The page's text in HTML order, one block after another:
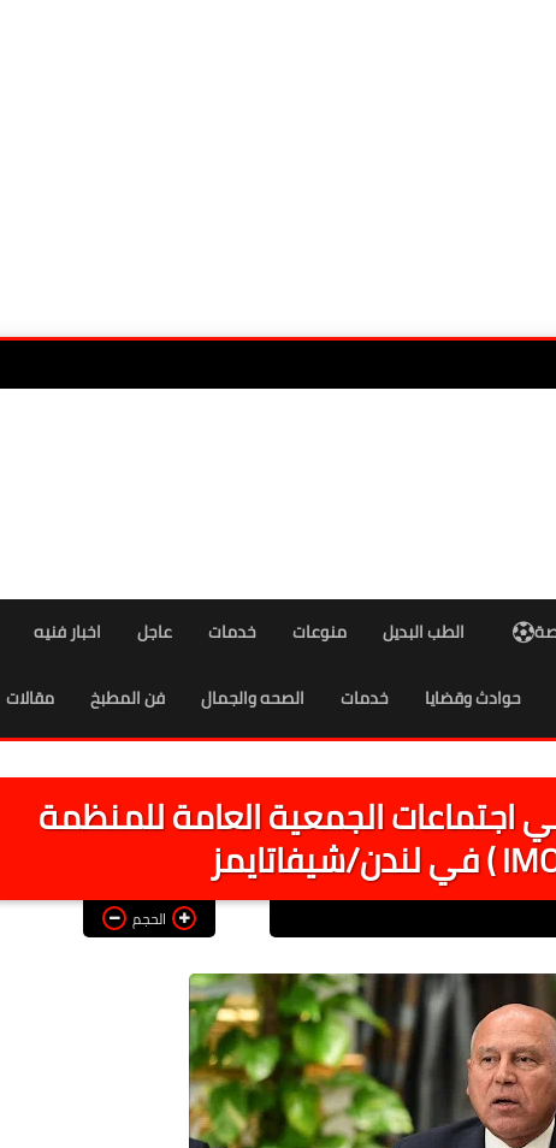
الطب البديل منوعات خدمات عاجل اخبار فنيه
حوادث وقضايا خدمات الصحه والجمال فن المطبخ مقالات
اجتماعات الجمعية العامة للمنظمة
الحجم